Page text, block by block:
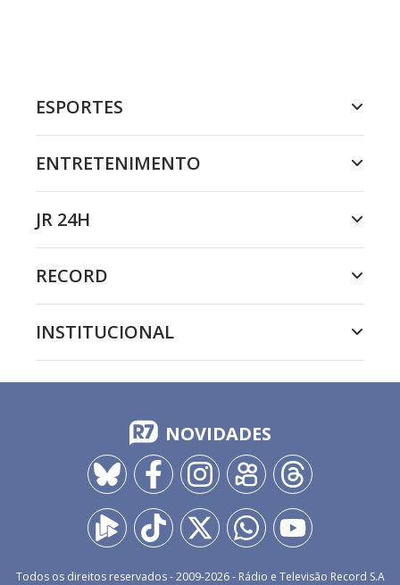
ESPORTES
ENTRETENIMENTO
JR 24H
RECORD
INSTITUCIONAL
NOVIDADES
Todos os direitos reservados - 2009-2026- Rádio e Televisão Record S.A